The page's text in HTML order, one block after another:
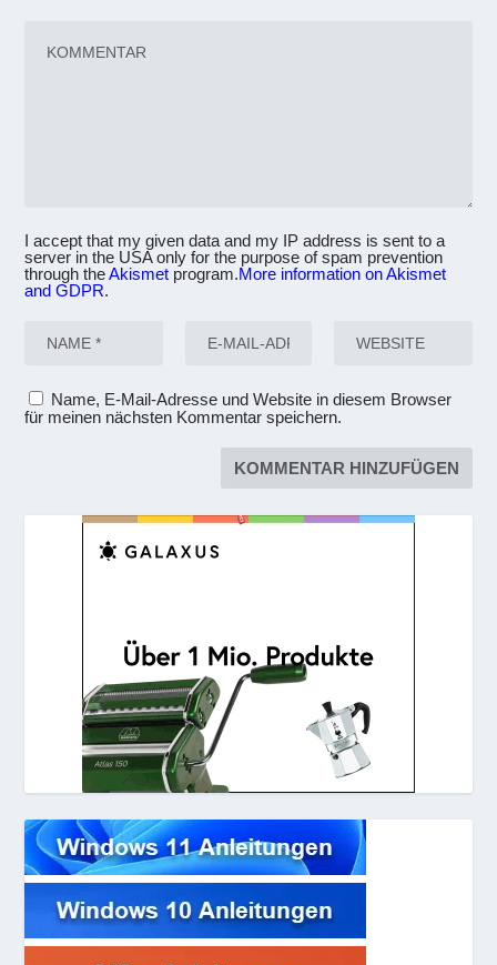
I accept that my given data and my IP address is sent to a
server in the USA only for the purpose of spam prevention
through theAkismet program.More information on Akismet
and GDPR.
Name, E-Mail-Adresse und Website in diesem Browser
für meinen nächsten Kommentar speichern.